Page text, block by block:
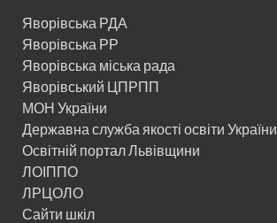
Яворівська РДА
Яворівська РР
Яворівська міська рада
Яворівський ЦПРПП
МОН України
Державна служба якості освіти України
Освітній портал Львівщини
ЛОІППО
ЛРЦОЛО
Сайти шкіл